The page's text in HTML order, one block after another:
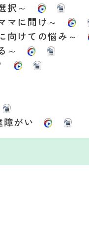
択～
マに聞け～
向けての悩み～
る～
障がい